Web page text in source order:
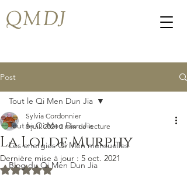
QMDJ
Post
Tout le Qi Men Dun Jia
Les energies Qi Men mensuelles
Blog du Qi Men Dun Jia
Tout le Qi Men Dun Jia
La Loi de Murphy
Sylvia Cordonnier
8 juil. 2021 2 min de lecture
Dernière mise à jour : 5 oct. 2021
Noté NaN étoiles sur 5.